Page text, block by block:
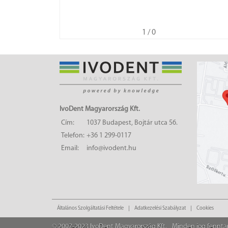
1 / 0
IvoDent Magyarország Kft.
Cím:
1037 Budapest, Bojtár utca 56.
Telefon: +36 1 299-0117
Email:
info@ivodent.hu
Általános Szolgáltatási Feltétele Adatkezelési Szabályzat Cookies